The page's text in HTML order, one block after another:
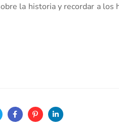
la historia y recordar a los